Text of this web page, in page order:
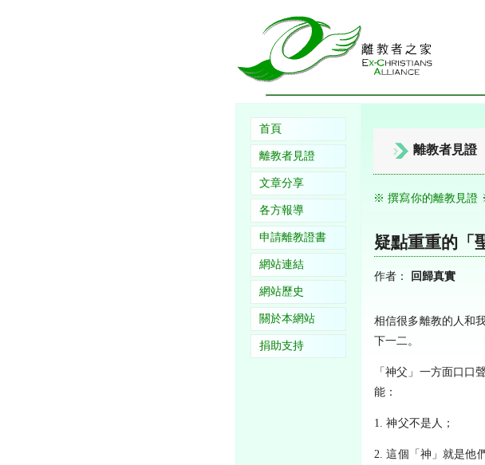
首頁
離教者見證
文章分享
各方報導
申請離教證書
網站連結
網站歷史
關於本網站
捐助支持
離教者見證
※ 撰寫你的離教見證
疑點重重的「
作者： 回歸真實
相信很多離教的人和
下一二。
「神父」一方面口口
能：
1. 神父不是人；
2. 這個「神」就是他